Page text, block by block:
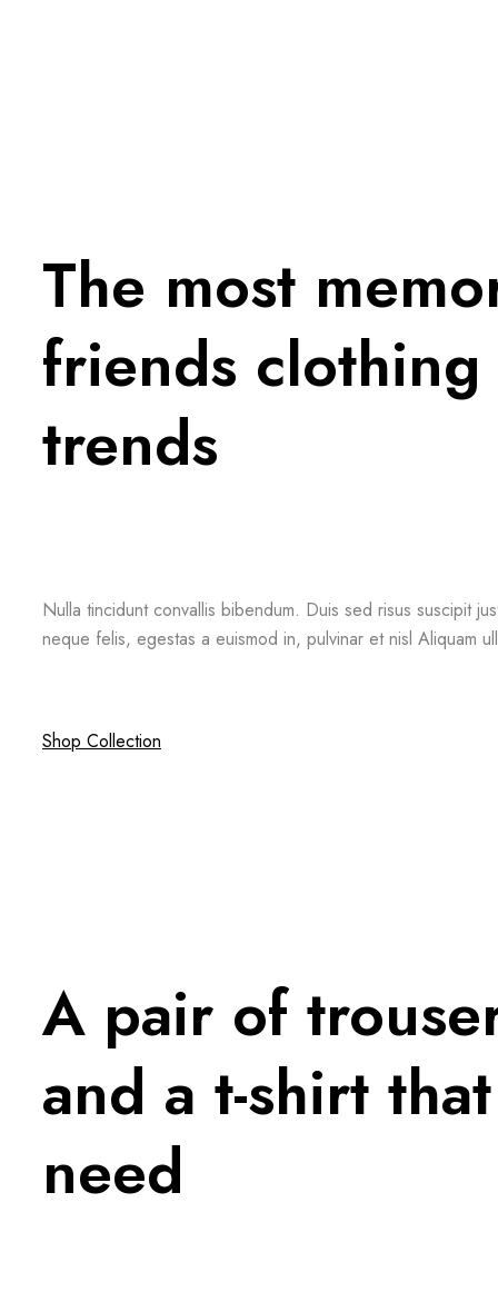
The most
friends clothing
trends
Nulla tincidunt convallis bibendum. Duis sed risus suscipit
neque felis, egestas a euismod in, pulvinar et nisl Aliquam
Shop Collection
A pair of
and a t-shirt
need